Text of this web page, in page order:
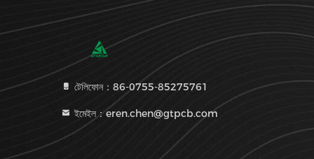
টেলিফোন：86-0755-85275761
ইমেইল：eren.chen@gtpcb.com